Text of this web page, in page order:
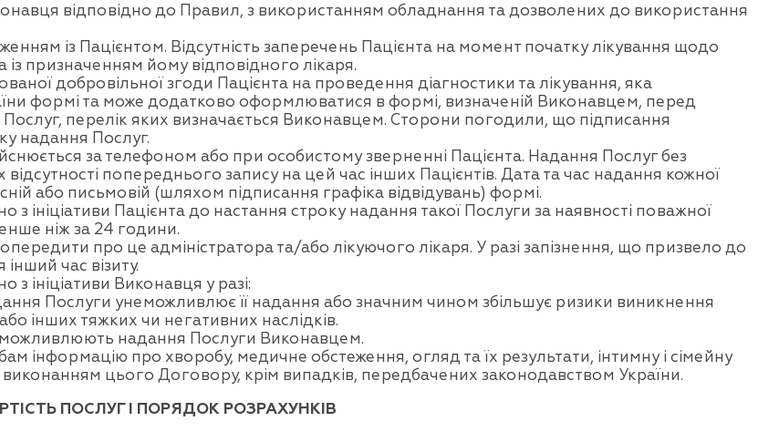
відповідно до Правил, з використанням обладнання та дозволених до використання
із Пацієнтом. Відсутність заперечень Пацієнта на момент початку лікування щодо
призначенням йому відповідного лікаря.
добровільної згоди Пацієнта на проведення діагностики та лікування, яка
формі та може додатково оформлюватися в формі, визначеній Виконавцем, перед
перелік яких визначається Виконавцем. Сторони погодили, що підписання
надання Послуг.
за телефоном або при особистому зверненні Пацієнта. Надання Послуг без
попереднього запису на цей час інших Пацієнтів. Дата та час надання кожної
або письмовій (шляхом підписання графіка відвідувань) формі.
ініціативи Пацієнта до настання строку надання такої Послуги за наявності поважної
ніж за 24 години.
про це адміністратора та/або лікуючого лікаря. У разі запізнення, що призвело до
час візиту.
ініціативи Виконавця у разі:
Послуги унеможливлює її надання або значним чином збільшує ризики виникнення
інших тяжких чи негативних наслідків.
надання Послуги Виконавцем.
інформацію про хворобу, медичне обстеження, огляд та їх результати, інтимну і сімейну
виконанням цього Договору, крім випадків, передбачених законодавством України.
ПОСЛУГ І ПОРЯДОК РОЗРАХУНКІВ